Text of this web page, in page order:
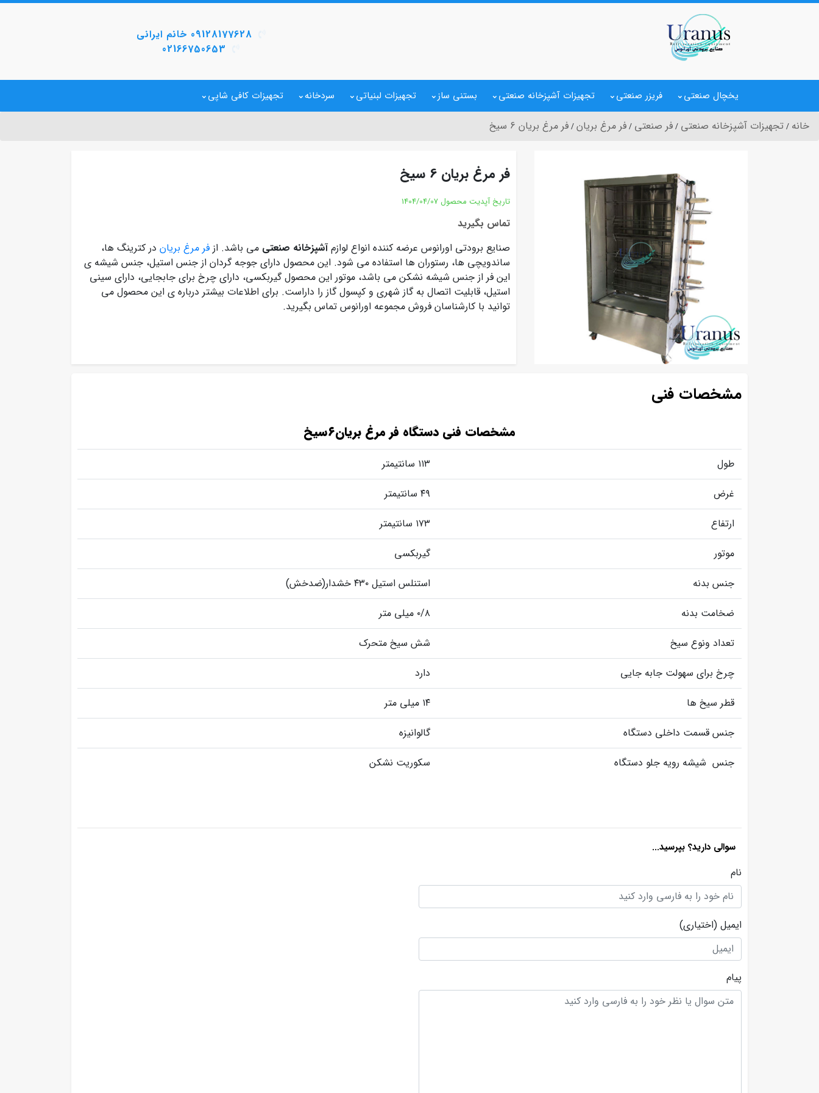
09128177628 خانم ایرانی
02166750653
یخچال صنعتی فریزر صنعتی تجهیزات آشپزخانه صنعتی بستنی ساز تجهیزات لبنیاتی سردخانه تجهیزات کافی شاپی
خانه تجهیزات آشپزخانه صنعتی فر صنعتی فر مرغ بریان فر مرغ بریان 6 سیخ
فر مرغ بریان 6 سیخ
تاریخ آپدیت محصول 1404/04/07
تماس بگیرید
صنایع برودتی اورانوس عرضه کننده انواع لوازمآشپزخانه صنعتی می باشد. از فر مرغ بریان در کترینگ ها،
ساندویچی ها، رستوران ها استفاده می شود. این محصول دارای جوجه گردان از جنس استیل، جنس شیشه ی
این فر از جنس شیشه نشکن می باشد، موتور این محصول گیربکسی، دارای چرخ برای جابجایی، دارای سینی
استیل، قابلیت اتصال به گاز شهری و کپسول گاز را داراست. برای اطلاعات بیشتر درباره ی این محصول می
توانید با کارشناسان فروش مجموعه اورانوس تماس بگیرید.
مشخصات فنی
مشخصات فنی دستگاه فر مرغ بریان۶سیخ
طول
۱۱۳ سانتیمتر
غرض
۴۹ سانتیمتر
ارتفاع
۱۷۳ سانتیمتر
موتور
گیربکسی
جنس بدنه
استنلس استیل ۴۳۰ خشدار(ضدخش)
ضخامت بدنه
۰/۸ میلی متر
تعداد ونوع سیخ
شش سیخ متحرک
چرخ برای سهولت جابه جایی
دارد
قطر سیخ ها
۱۴ میلی متر
جنس قسمت داخلی دستگاه
گالوانیزه
جنس شیشه رویه جلو دستگاه
سکوریت نشکن
سوالی دارید؟ بپرسید...
نام
ایمیل (اختیاری)
پیام